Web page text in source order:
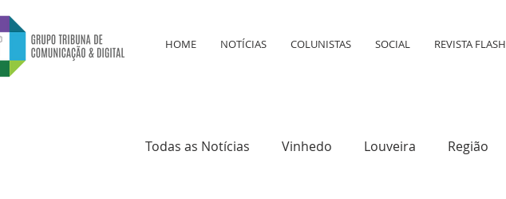
HOME NOTÍCIAS COLUNISTAS SOCIAL REVISTA FLASH
Todas as Notícias Vinhedo Louveira Região